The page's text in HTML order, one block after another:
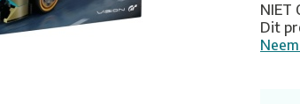
NIET
Dit